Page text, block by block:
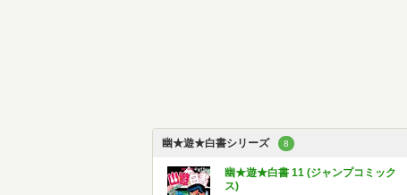
幽★遊★白書シリーズ 8
幽★遊★白書 11 (ジャンプコミック
ス)